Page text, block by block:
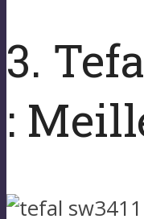
3.
: